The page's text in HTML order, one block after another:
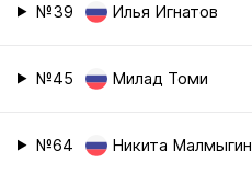
№39 Илья Игнатов
№45 Милад Томи
№64 Никита Малмыгин